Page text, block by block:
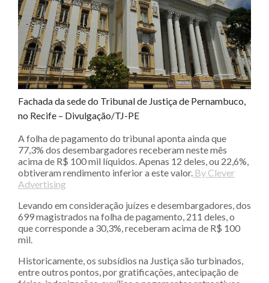
Fachada da sede do Tribunal de Justiça de Pernambuco,
no Recife – Divulgação/TJ-PE
A folha de pagamento do tribunal aponta ainda que
77,3% dos desembargadores receberam neste mês
acima de R$ 100 mil líquidos. Apenas 12 deles, ou 22,6%,
obtiveram rendimento inferior a este valor. By Clever
Advertising
Levando em consideração juízes e desembargadores, dos
699 magistrados na folha de pagamento, 211 deles, o
que corresponde a 30,3%, receberam acima de R$ 100
mil.
Historicamente, os subsídios na Justiça são turbinados,
entre outros pontos, por gratificações, antecipação de